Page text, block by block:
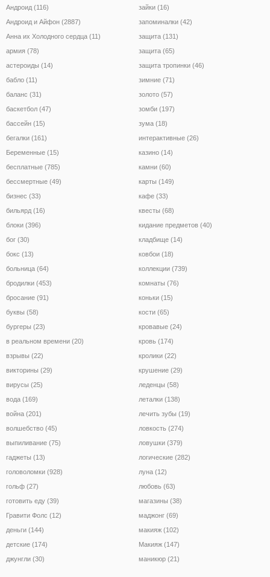
Андроид (116)
Андроид и Айфон (2887)
Анна их Холодного сердца (11)
армия (78)
астероиды (14)
бабло (11)
баланс (31)
баскетбол (47)
бассейн (15)
бегалки (161)
Беременные (15)
бесплатные (785)
бессмертные (49)
бизнес (33)
бильярд (16)
блоки (396)
бог (30)
бокс (13)
больница (64)
бродилки (453)
бросание (91)
буквы (58)
бургеры (23)
в реальном времени (20)
взрывы (22)
викторины (29)
вирусы (25)
вода (169)
война (201)
волшебство (45)
выпиливание (75)
гаджеты (13)
головоломки (928)
гольф (27)
готовить еду (39)
Гравити Фолс (12)
деньги (144)
детские (174)
джунгли (30)
зайки (16)
запоминалки (42)
защита (131)
защита (65)
защита тропинки (46)
зимние (71)
золото (57)
зомби (197)
зума (18)
интерактивные (26)
казино (14)
камни (60)
карты (149)
кафе (33)
квесты (68)
кидание предметов (40)
кладбище (14)
ковбои (18)
коллекции (739)
комнаты (76)
коньки (15)
кости (65)
кровавые (24)
кровь (174)
кролики (22)
крушение (29)
леденцы (58)
леталки (138)
лечить зубы (19)
ловкость (274)
ловушки (379)
логические (282)
луна (12)
любовь (63)
магазины (38)
маджонг (69)
макияж (102)
Макияж (147)
маникюр (21)